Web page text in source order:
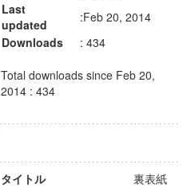
Last
updated
:Feb 20, 2014
Downloads
: 434
Total downloads since Feb 20,
2014 : 434
タイトル 裏表紙